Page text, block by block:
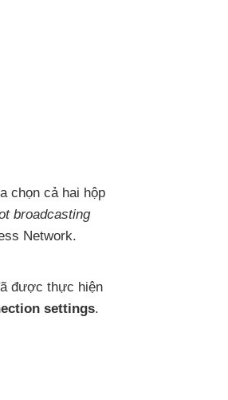
chọn cả hai hộp
broadcasting
Network.
được thực hiện
settings.